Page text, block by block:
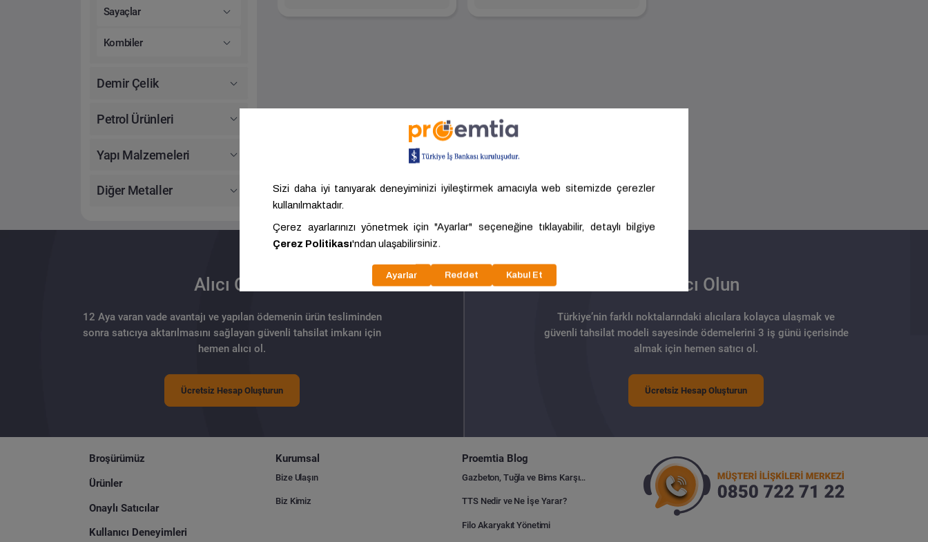
Sayaçlar
Kombiler
Demir Çelik
Petrol Ürünleri
Yapı Malzemeleri
Diğer Metaller
Alıcı Olun
12 Aya varan vade avantajı ve yapılan ödemenin ürün tesliminden
sonra satıcıya aktarılmasını sağlayan güvenli tahsilat imkanı için
hemen alıcı ol.
Ücretsiz Hesap Oluşturun
Satıcı Olun
Türkiye’nin farklı noktalarındaki alıcılara kolayca ulaşmak ve
güvenli tahsilat modeli sayesinde ödemelerini 3 iş günü içerisinde
almak için hemen satıcı ol.
Ücretsiz Hesap Oluşturun
Broşürümüz
Ürünler
Onaylı Satıcılar
Kullanıcı Deneyimleri
Kurumsal
Bize Ulaşın
Biz Kimiz
Proemtia Blog
Gazbeton, Tuğla ve Bims Karşılaştırması: Hangisi Daha Avantajlı?
TTS Nedir ve Ne İşe Yarar?
Filo Akaryakıt Yönetimi